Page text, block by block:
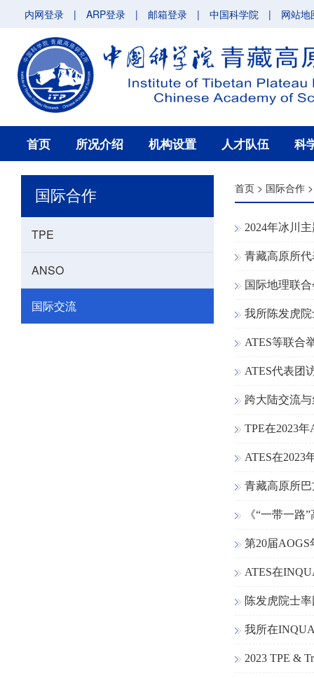
内网登录 | ARP登录 | 邮箱登录 | 中国科学院 | 网站地
首页 所况介绍 机构设置 人才队伍 科
国际合作
TPE
ANSO
国际交流
首页 > 国际合作
2024年冰川
青藏高原所
国际地理联
我所陈发虎
ATES等联合
ATES代表团
跨大陆交流
TPE在2023
ATES在2023
青藏高原所
《“一带一
第20届
ATES在
陈发虎院士
我所在
2023 TPE &